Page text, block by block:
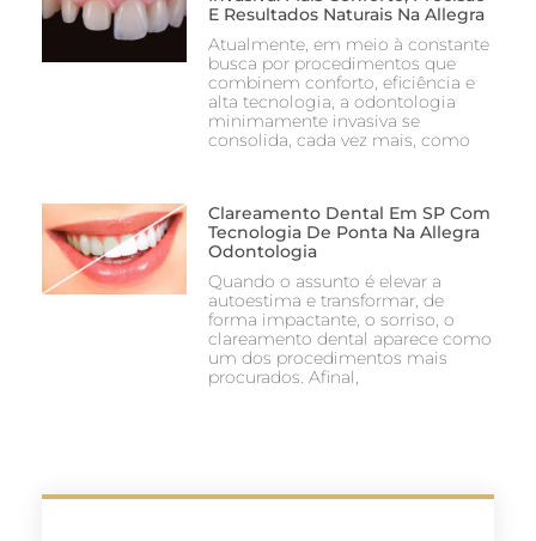
E Resultados Naturais Na Allegra
Atualmente, em meio à constante
busca por procedimentos que
combinem conforto, eficiência e
alta tecnologia, a odontologia
minimamente invasiva se
consolida, cada vez mais, como
Clareamento Dental Em SP Com
Tecnologia De Ponta Na Allegra
Odontologia
Quando o assunto é elevar a
autoestima e transformar, de
forma impactante, o sorriso, o
clareamento dental aparece como
um dos procedimentos mais
procurados. Afinal,